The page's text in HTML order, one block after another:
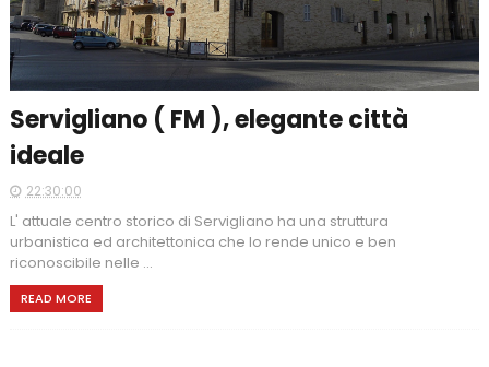
Servigliano ( FM ), elegante città
ideale
22:30:00
L' attuale centro storico di Servigliano ha una struttura
urbanistica ed architettonica che lo rende unico e ben
riconoscibile nelle ...
READ MORE